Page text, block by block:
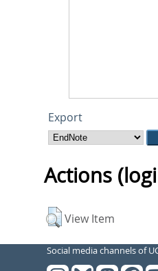
Export
Actions
View Item
Social media channels of